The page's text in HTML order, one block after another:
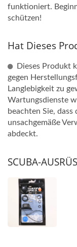
funktioniert.
schützen!
Hat Dieses
Dieses Produkt
gegen
Langlebigkeit zu
Wartungsdienste
beachten Sie,
unsachgemäße
abdeckt.
SCUBA-